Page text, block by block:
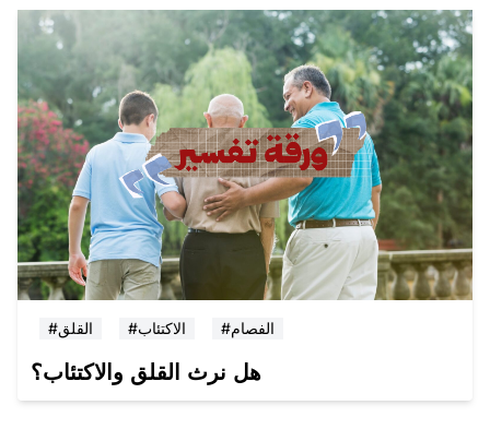
#القلق #الاكتئاب #الفصام
هل نرث القلق والاكتئاب؟